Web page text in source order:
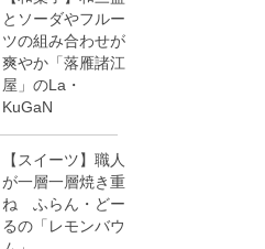
とソーダやフルー
ツの組み合わせが
爽やか「落雁諸江
屋」のLa・
KuGaN
【スイーツ】職人
が一層一層焼き重
ね ふらん・どー
るの「レモンバウ